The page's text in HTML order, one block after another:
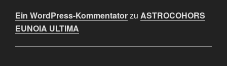
Ein WordPress-Kommentatorzu ASTROCOHORS
EUNOIA ULTIMA